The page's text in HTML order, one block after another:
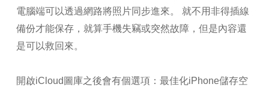
電腦端可以透過網路將照片同步進來。 就不用非得插線
備份才能保存，就算手機失竊或突然故障，但是內容還
是可以救回來。
開啟iCloud圖庫之後會有個選項：最佳化iPhone儲存空